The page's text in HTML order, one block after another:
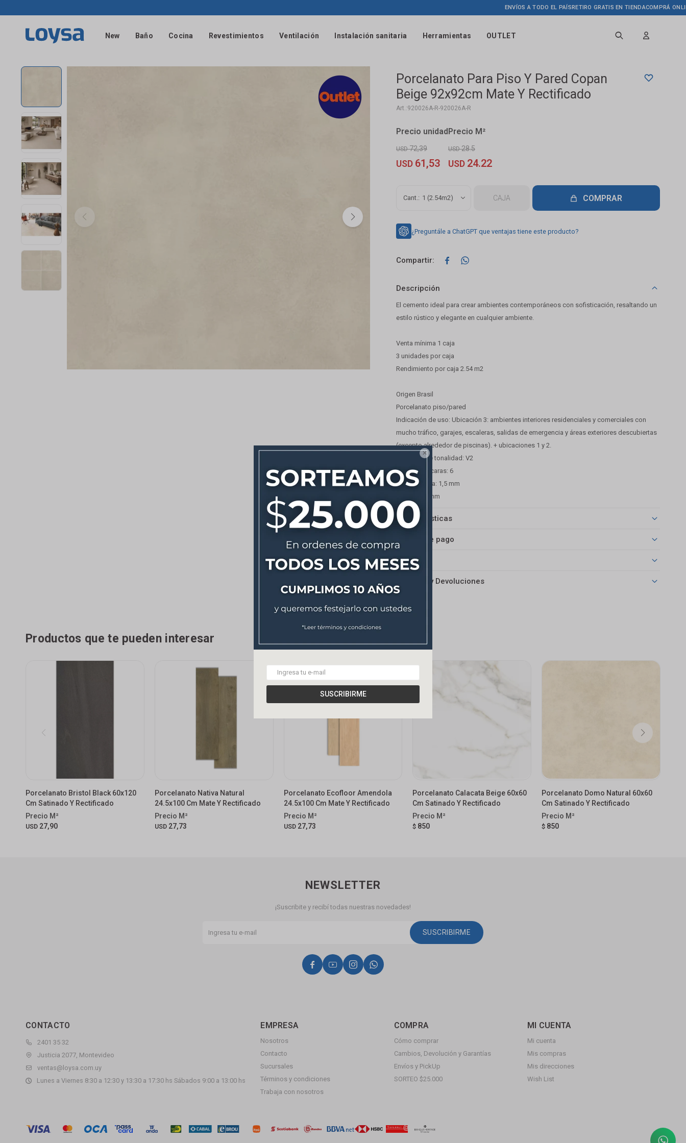

SUSCRIBIRME
New Baño Cocina Revestimientos Ventilación Instalación sanitaria Herramientas OUTLET
ENVÍOS A TODO EL PAÍSRETIRO GRATIS EN TIENDACOMPRÁ ONLINE
Porcelanato Para Piso Y Pared Copan
Beige 92x92cm Mate Y Rectificado
920026A-R-920026A-R
USD 61,53
USD 72,39
USD 24.22
USD28.5
1 (2.54m2) CAJA COMPRAR
¿Preguntále a ChatGPT que ventajas tiene este producto?
 
Descripción
El cemento ideal para crear ambientes contemporáneos con sofisticación, resaltando un
estilo rústico y elegante en cualquier ambiente.
Venta mínima 1 caja
3 unidades por caja
Rendimiento por caja 2.54 m2
Origen Brasil
Porcelanato piso/pared
Indicación de uso: Ubicación 3: ambientes interiores residenciales y comerciales con
mucho tráfico, garajes, escaleras, salidas de emergencia y áreas exteriores descubiertas
(excepto alrededor de piscinas). + ubicaciones 1 y 2.
Variación de tonalidad: V2
Número de caras: 6
Junta mínima: 1,5 mm
Espesor: 8 mm
Características
Medios de pago
Envíos
Cambios y Devoluciones
Productos que te pueden interesar
Porcelanato Bristol Black 60x120
Cm Satinado Y Rectificado
USD 27,90
Porcelanato Nativa Natural
24.5x100 Cm Mate Y Rectificado
USD 27,73
Porcelanato Ecofloor Amendola
24.5x100 Cm Mate Y Rectificado
USD 27,73
Porcelanato Calacata Beige 60x60
Cm Satinado Y Rectificado
$ 850
Porcelanato Domo Natural 60x60
Cm Satinado Y Rectificado
$ 850
CONTACTO
2401 35 32
Justicia 2077, Montevideo
ventas@loysa.com.uy
Lunes a Viernes 8:30 a 12:30 y 13:30 a 17:30 hs Sábados 9:00 a 13:00 hs
EMPRESA
Nosotros
Contacto
Sucursales
Términos y condiciones
Trabaja con nosotros
COMPRA
Cómo comprar
Cambios, Devolución y Garantías
Envíos y PickUp
SORTEO $25.000
MI CUENTA
Mi cuenta
Mis compras
Mis direcciones
Wish List
NEWSLETTER
¡Suscribite y recibí todas nuestras novedades!
SUSCRIBIRME
   